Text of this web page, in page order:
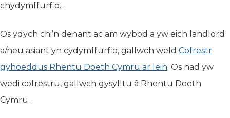
chydymffurfio..
Os ydych chi’n denant ac am wybod a yw eich landlord
a/neu asiant yn cydymffurfio, gallwch weld Cofrestr
gyhoeddus Rhentu Doeth Cymru ar lein(yn agor
. Os nad yw
wedi cofrestru, gallwch gysylltu â Rhentu Doeth
Cymru.